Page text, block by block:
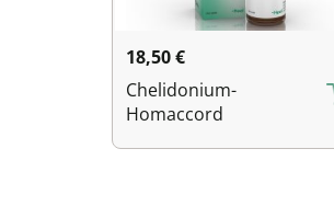
18,50€
Chelidonium-
Homaccord